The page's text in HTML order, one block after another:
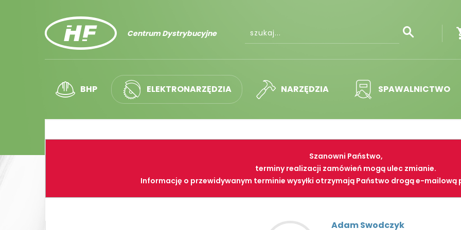
Centrum Dystrybucyjne
BHP ELEKTRONARZĘDZIA NARZĘDZIA SPAWALNICTWO
Szanowni Państwo,
terminy realizacji zamówień mogą ulec zmianie.
Informację o przewidywanym terminie wysyłki otrzymają Państwo drogą e-mailową
Adam Swodczyk